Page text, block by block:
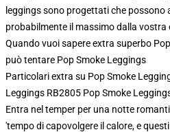
leggings sono progettati che possono
probabilmente il massimo dalla vostra
Quando vuoi sapere extra superbo
può tentare Pop Smoke Leggings
Particolari extra su Pop Smoke
Leggings RB2805 Pop Smoke
Entra nel temper per una notte
'tempo di capovolgere il calore, e